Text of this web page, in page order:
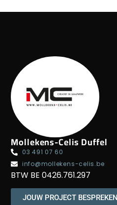
Mollekens-Celis Duffel
03 491 07 60
info@mollekens-celis.be
BTW BE 0426.761.297
JOUW PROJECT BESPREKEN